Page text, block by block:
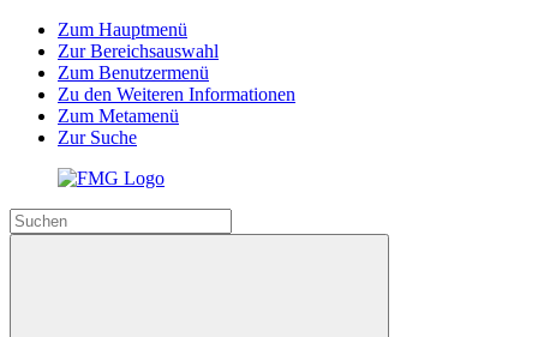
Zum Hauptmenü
Zur Bereichsauswahl
Zum Benutzermenü
Zu den Weiteren Informationen
Zum Metamenü
Zur Suche